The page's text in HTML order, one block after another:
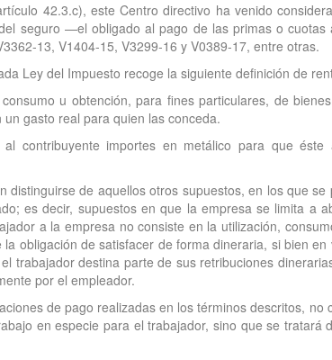
42.3.c), este Centro directivo ha venido
seguro —el obligado al pago de las primas o
13, V1404-15, V3299-16 y V0389-17, entre otras.
Ley del Impuesto recoge la siguiente definición de
u obtención, para fines particulares, de
gasto real para quien las conceda.
contribuyente importes en metálico para que
distinguirse de aquellos otros supuestos, en los que
es decir, supuestos en que la empresa se limita a
a la empresa no consiste en la utilización,
obligación de satisfacer de forma dineraria, si bien
trabajador destina parte de sus retribuciones
por el empleador.
de pago realizadas en los términos descritos,
en especie para el trabajador, sino que se